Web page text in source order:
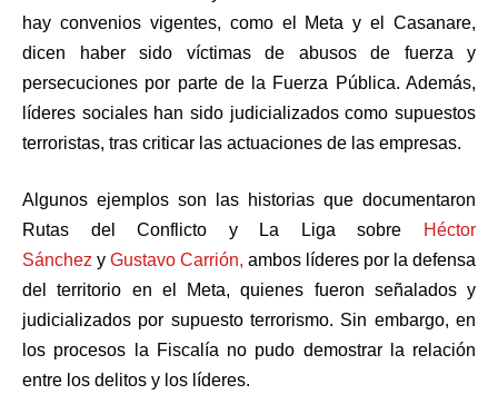
hay convenios vigentes, como el Meta y el Casanare,
dicen haber sido víctimas de abusos de fuerza y
persecuciones por parte de la Fuerza Pública. Además,
líderes sociales han sido judicializados como supuestos
terroristas, tras criticar las actuaciones de las empresas.
Algunos ejemplos son las historias que documentaron
Rutas del Conflicto y La Liga sobre
Héctor
Sánchez y Gustavo Carrión, ambos líderes por la defensa
del territorio en el Meta, quienes fueron señalados y
judicializados por supuesto terrorismo. Sin embargo, en
los procesos la Fiscalía no pudo demostrar la relación
entre los delitos y los líderes.